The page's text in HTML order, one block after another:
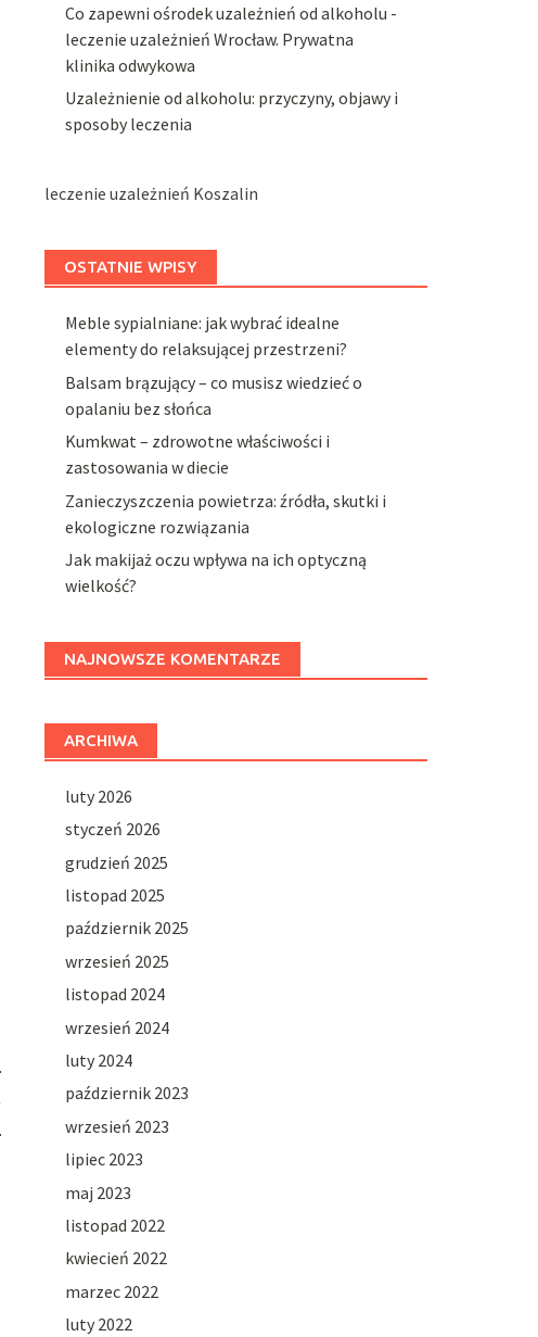
Co zapewni ośrodek uzależnień od alkoholu -
leczenie uzależnień Wrocław. Prywatna
klinika odwykowa
Uzależnienie od alkoholu: przyczyny, objawy i
sposoby leczenia
leczenie uzależnień Koszalin
OSTATNIE WPISY
Meble sypialniane: jak wybrać idealne
elementy do relaksującej przestrzeni?
Balsam brązujący – co musisz wiedzieć o
opalaniu bez słońca
Kumkwat – zdrowotne właściwości i
zastosowania w diecie
Zanieczyszczenia powietrza: źródła, skutki i
ekologiczne rozwiązania
Jak makijaż oczu wpływa na ich optyczną
wielkość?
NAJNOWSZE KOMENTARZE
ARCHIWA
luty 2026
styczeń 2026
grudzień 2025
listopad 2025
październik 2025
wrzesień 2025
listopad 2024
wrzesień 2024
luty 2024
październik 2023
wrzesień 2023
lipiec 2023
maj 2023
listopad 2022
kwiecień 2022
marzec 2022
luty 2022